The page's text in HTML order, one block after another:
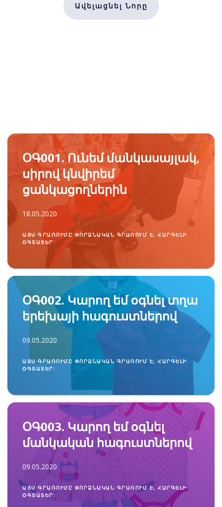
Ավելացնել Նորը
ՕԳ001. Ունեմ մանկասայլակ,
սիրով կնվիրեմ
ցանկացողներին
18.05.2020
ԱՅՍ ԳՐԱՌՈՒՄԸ ՓՈՐՁՆԱԿԱՆ ԳՐԱՌՈՒՄ Է, ՀԱՐԳԵԼԻ
ՕԳՏԱՏԵՐ:
ՕԳ002. Կարող եմ օգնել տղա
երեխայի հագուստներով
09.05.2020
ԱՅՍ ԳՐԱՌՈՒՄԸ ՓՈՐՁՆԱԿԱՆ ԳՐԱՌՈՒՄ Է, ՀԱՐԳԵԼԻ
ՕԳՏԱՏԵՐ:
ՕԳ003. Կարող եմ օգնել
մանկական հագուստներով
09.05.2020
ԱՅՍ ԳՐԱՌՈՒՄԸ ՓՈՐՁՆԱԿԱՆ ԳՐԱՌՈՒՄ Է, ՀԱՐԳԵԼԻ
ՕԳՏԱՏԵՐ: